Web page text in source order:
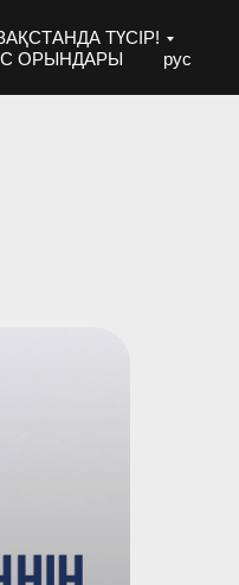
ТҮСІР!
ОРЫНДАРЫ
рус